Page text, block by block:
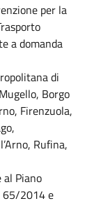
per la
a domanda
di
Borgo
Firenzuola,
Rufina,
Piano
65/2014 e